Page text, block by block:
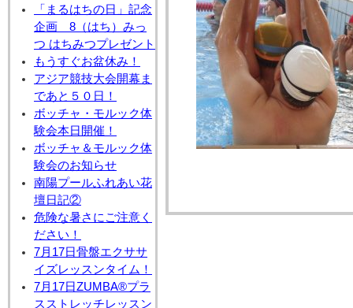
「まるはちの日」記念
企画 8（はち）みっ
つ はちみつプレゼント
もうすぐお盆休み！
アジア競技大会開幕ま
であと５０日！
ボッチャ・モルック体
験会本日開催！
ボッチャ＆モルック体
験会のお知らせ
南陽プールふれあい花
壇日記②
危険な暑さにご注意く
ださい！
7月17日骨盤エクササ
イズレッスンタイム！
7月17日ZUMBA®プラ
スストレッチレッスン